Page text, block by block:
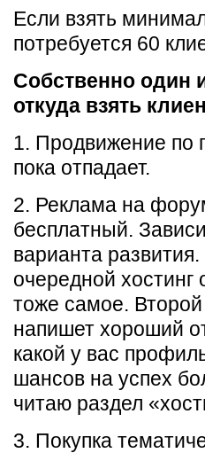
Если взять
потребуется 60
Собственно один
откуда взять
1. Продвижение по
пока отпадает.
2. Реклама на
бесплатный.
варианта
очередной хостинг
тоже самое.
напишет хороший
какой у вас
шансов на успех
читаю раздел
3. Покупка